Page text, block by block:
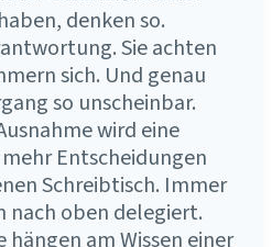
denken so.
Sie achten
sich. Und genau
so unscheinbar.
wird eine
Entscheidungen
Schreibtisch. Immer
nach oben delegiert.
am Wissen einer